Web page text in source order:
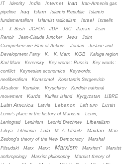
IT
Identity India Internet Iran
Iran-Armenia gas
pipeline
Iraq Islam Islamic Republic
Islamic
fundamentalism
Islamist radicalism Israel
Israelis
J.
J. Bush JCPOA JDP JSC Japan
Jean
Renoir
Jean-Claude Juncker Jews
Joint
Comprehensive Plan of Actions
Jordan
Justice and
Development Party
K. K. Marx KGB
Kaluga region
Karl Marx
Kerensky Key words: Russia
Key words:
conflict
Keynesian economics
Keywords:
neoliberalism
Komsomol
Konstantin Sergeevich
Aksakov
Kornilov. Kryuchkov
Kurdish national
movement
Kurds Kuriles island Kyrgyzstan LIBRE
Latin America Latvia Lebanon Left turn Lenin
Lenin's place in the history of Marxism
Lenin;
Leningrad
Leninism Leonid Brezhnev
Liberalism
Libya
Lithuania Lula M. A. Lifshitz Maidan
Mao
Zedong's theory of the New Democracy
Marshal
Pilsudski
Marx Marx; Marxism Marxism”
Marxist
anthropology
Marxist philosophy
Marxist theory of